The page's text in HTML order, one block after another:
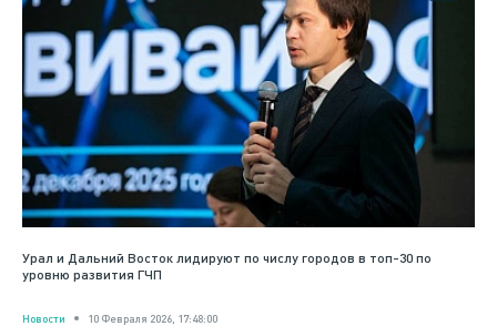
Урал и Дальний Восток лидируют по числу городов в топ-30 по
уровню развития ГЧП
Новости 10 Февраля 2026, 17:48:00